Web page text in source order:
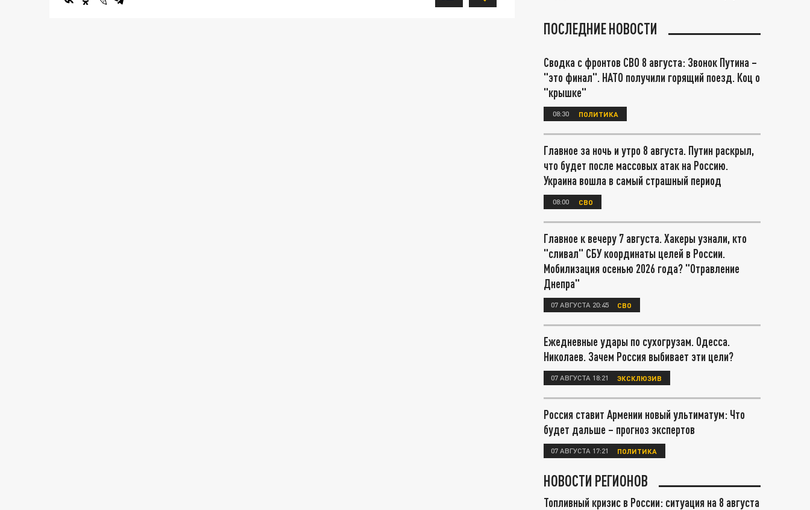
ПОСЛЕДНИЕ НОВОСТИ
Сводка с фронтов СВО 8 августа: Звонок Путина –
"это финал". НАТО получили горящий поезд. Коц о
"крышке"
08:30 ПОЛИТИКА
Главное за ночь и утро 8 августа. Путин раскрыл,
что будет после массовых атак на Россию.
Украина вошла в самый страшный период
08:00 СВО
Главное к вечеру 7 августа. Хакеры узнали, кто
"сливал" СБУ координаты целей в России.
Мобилизация осенью 2026 года? "Отравление
Днепра"
07 АВГУСТА 20:45 СВО
Ежедневные удары по сухогрузам. Одесса.
Николаев. Зачем Россия выбивает эти цели?
07 АВГУСТА 18:21 ЭКСКЛЮЗИВ
Россия ставит Армении новый ультиматум: Что
будет дальше – прогноз экспертов
07 АВГУСТА 17:21 ПОЛИТИКА
НОВОСТИ РЕГИОНОВ
Топливный кризис в России: ситуация на 8 августа